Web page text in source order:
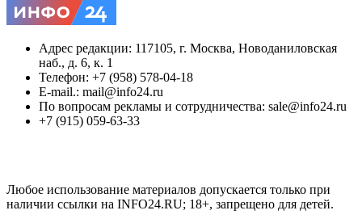
Адрес редакции: 117105, г. Москва, Новоданиловская
наб., д. 6, к. 1
Телефон: +7 (958) 578-04-18
E-mail.: mail@info24.ru
По вопросам рекламы и сотрудничества: sale@info24.ru
+7 (915) 059-63-33
Любое использование материалов допускается только при
наличии ссылки на INFO24.RU; 18+, запрещено для детей.